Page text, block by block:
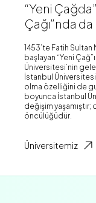
“Yeni
Çağı”nda
1453’te Fatih
başlayan “Yeni
Üniversitesi’nin
İstanbul
olma özelliğini de
boyunca İstanbul
değişim
öncülüğüdür.
Üniversitemiz